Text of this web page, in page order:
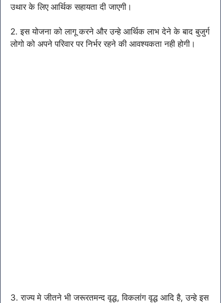
उथार के लिए आर्थिक सहायता दी जाएगी।
2. इस योजना को लागू करने और उन्हे आर्थिक लाभ देने के बाद बुजुर्ग
लोगो को अपने परिवार पर निर्भर रहने की आवश्यकता नही होगी।
3. राज्य मे जीतने भी जरूरतमन्द वृद्ध, विकलांग वृद्ध आदि है, उन्हे इस